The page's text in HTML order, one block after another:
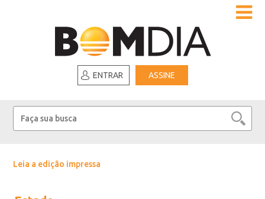
ENTRAR ASSINE
Leia a edição impressa